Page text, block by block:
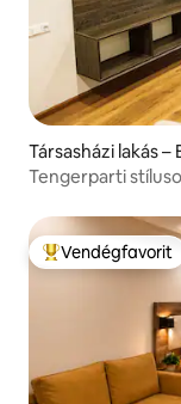
Társasházi lakás –
Tengerparti
Kiemelt
Vendégfavorit